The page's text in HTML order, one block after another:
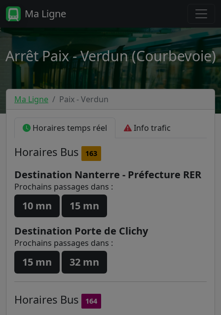
Ma Ligne
Arrêt Paix - Verdun (Courbevoie)
Ma Ligne Paix - Verdun
Horaires temps réel Info trafic
Horaires Bus 163
Destination Nanterre - Préfecture RER
Prochains passages dans :
10 mn
15 mn
Destination Porte de Clichy
Prochains passages dans :
15 mn 32 mn
Horaires Bus 164